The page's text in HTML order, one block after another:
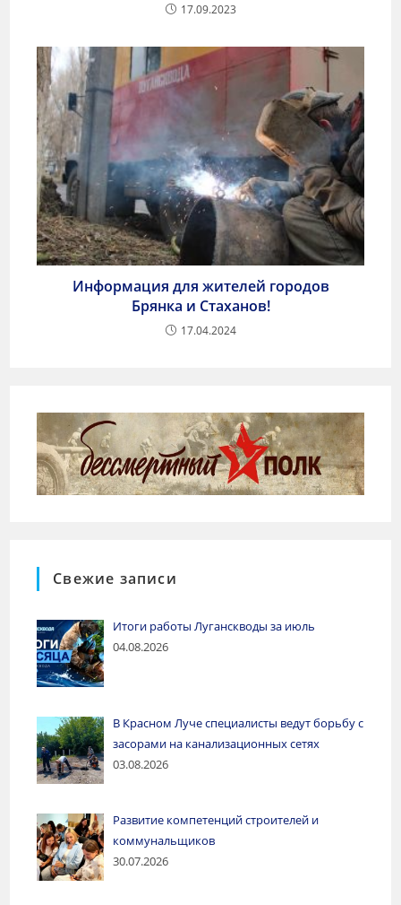
17.09.2023
Информация для жителей городов
Брянка и Стаханов!
17.04.2024
Свежие записи
Итоги работы Луганскводы за июль
04.08.2026
В Красном Луче специалисты ведут борьбу с
засорами на канализационных сетях
03.08.2026
Развитие компетенций строителей и
коммунальщиков
30.07.2026